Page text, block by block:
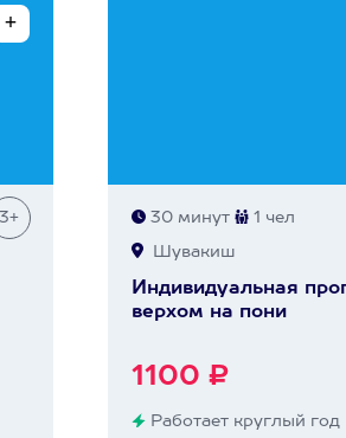
3+ 30 минут 1 чел
Шувакиш
Индивидуальная
верхом на пони
1100 ₽
Работает круглый год